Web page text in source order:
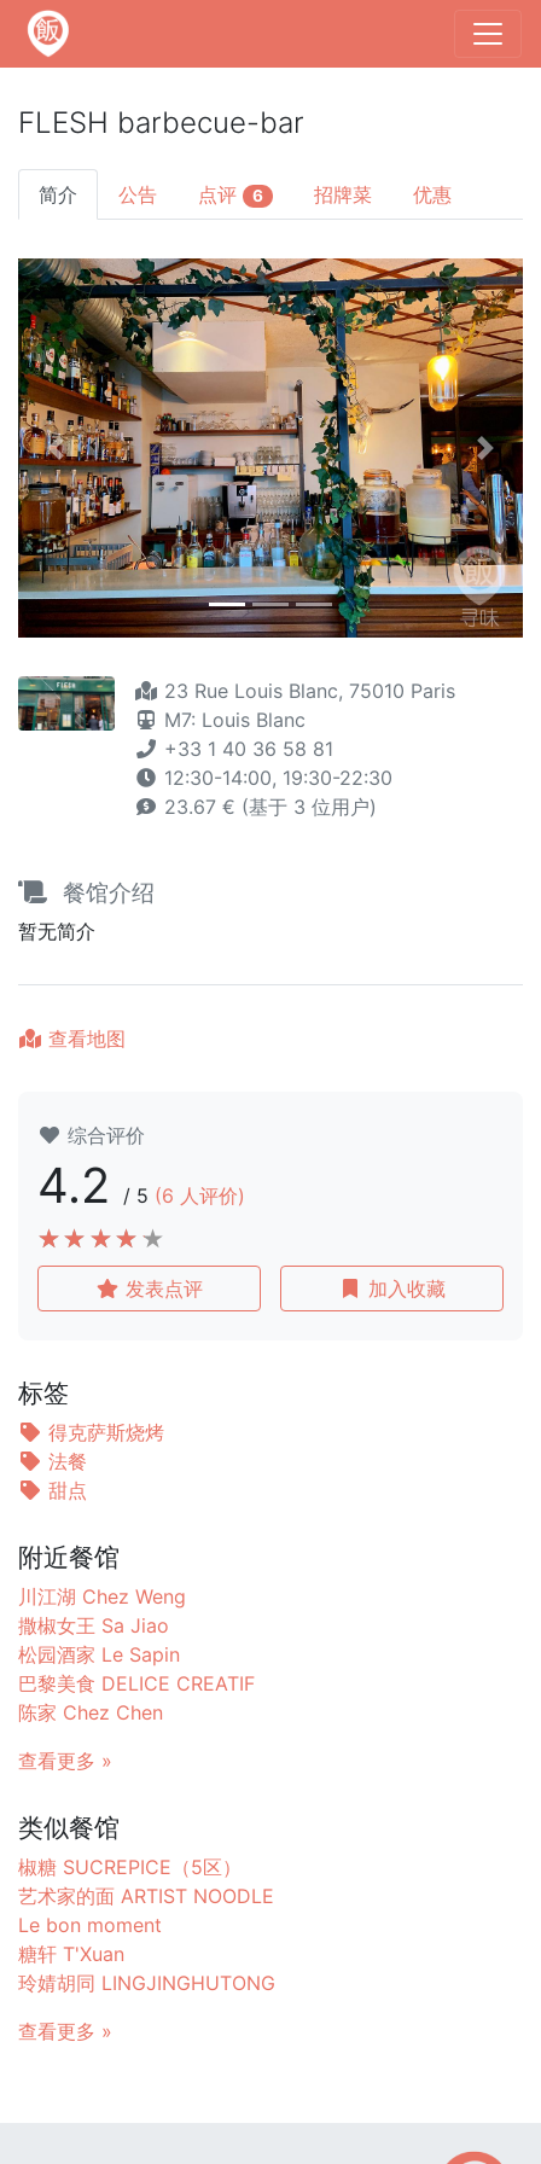
FLESH barbecue-bar
简介 公告 点评 6 招牌菜 优惠
Previous Next
23 Rue Louis Blanc, 75010 Paris
M7: Louis Blanc
+33 1 40 36 58 81
12:30-14:00, 19:30-22:30
23.67 € (基于 3 位用户)
餐馆介绍
暂无简介
查看地图
综合评价
4.2 / 5 (6 人评价)
发表点评 加入收藏
标签
得克萨斯烧烤
法餐
甜点
附近餐馆
川江湖 Chez Weng
撒椒女王 Sa Jiao
松园酒家 Le Sapin
巴黎美食 DELICE CREATIF
陈家 Chez Chen
查看更多 »
类似餐馆
椒糖 SUCREPICE（5区）
艺术家的面 ARTIST NOODLE
Le bon moment
糖轩 T'Xuan
玲婧胡同 LINGJINGHUTONG
查看更多 »